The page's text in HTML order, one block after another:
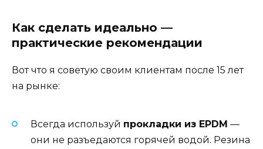
Как сделать идеально —
практические рекомендации
Вот что я советую своим клиентам после 15 лет
на рынке:
Всегда используй прокладки из EPDM —
они не разъедаются горячей водой. Резина